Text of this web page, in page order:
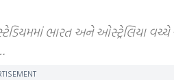
ભારત અને ઓસ્ટ્રેલિયા વચ્ચે